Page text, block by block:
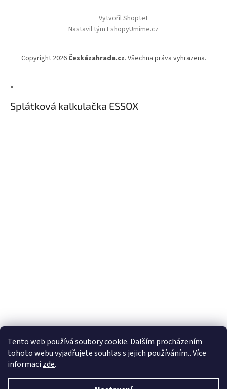
Tento web používá soubory cookie. Dalším procházením
tohoto webu vyjadřujete souhlas s jejich používáním.. Více
informacízde.
Vytvořil Shoptet
Nastavil tým EshopyUmíme.cz
Copyright 2026 Českázahrada.cz. Všechna práva vyhrazena.
×
Splátková kalkulačka ESSOX